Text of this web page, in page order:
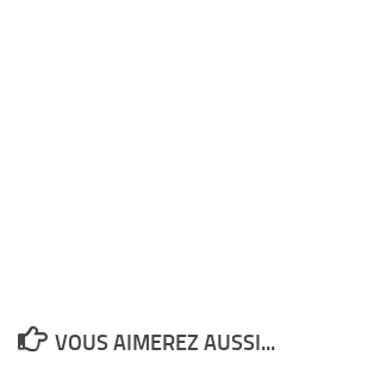
VOUS AIMEREZ AUSSI...